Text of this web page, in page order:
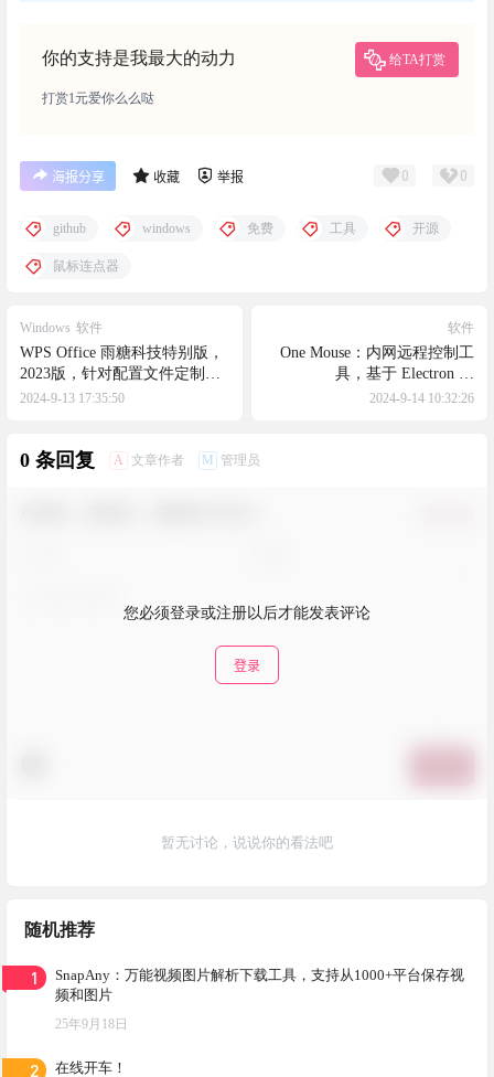
你的支持是我最大的动力 给TA打赏
打赏1元爱你么么哒
海报分享 收藏 举报 0 0
github windows 免费 工具 开源
鼠标连点器
Windows 软件
WPS Office 雨糖科技特别版，
2023版，针对配置文件定制进
行了加密校验，以增强安全性
2024-9-13 17:35:50
软件
One Mouse：内网远程控制工
具，基于 Electron 和
WebRTC，可以选择是否只控
2024-9-14 10:32:26
0 条回复 A 文章作者 M 管理员
您必须登录或注册以后才能发表评论
登录
暂无讨论，说说你的看法吧
随机推荐
1
SnapAny：万能视频图片解析下载工具，支持从1000+平台保存视
频和图片
25年9月18日
2 在线开车！